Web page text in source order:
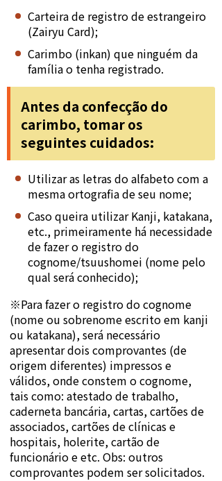
Carteira de registro de estrangeiro
(Zairyu Card);
Carimbo (inkan) que ninguém da
família o tenha registrado.
Antes da confecção do
carimbo, tomar os
seguintes cuidados:
Utilizar as letras do alfabeto com a
mesma ortografia de seu nome;
Caso queira utilizar Kanji, katakana,
etc., primeiramente há necessidade
de fazer o registro do
cognome/tsuushomei (nome pelo
qual será conhecido);
※Para fazer o registro do cognome
(nome ou sobrenome escrito em kanji
ou katakana), será necessário
apresentar dois comprovantes (de
origem diferentes) impressos e
válidos, onde constem o cognome,
tais como: atestado de trabalho,
caderneta bancária, cartas, cartões de
associados, cartões de clínicas e
hospitais, holerite, cartão de
funcionário e etc. Obs: outros
comprovantes podem ser solicitados.